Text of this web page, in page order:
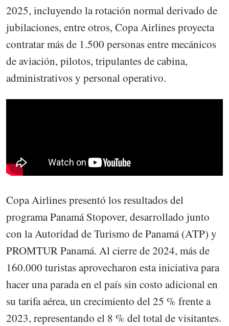
2025, incluyendo la rotación normal derivado de
jubilaciones, entre otros, Copa Airlines proyecta
contratar más de 1.500 personas entre mecánicos
de aviación, pilotos, tripulantes de cabina,
administrativos y personal operativo.
Copa Airlines presentó los resultados del
programa Panamá Stopover, desarrollado junto
con la Autoridad de Turismo de Panamá (ATP) y
PROMTUR Panamá. Al cierre de 2024, más de
160.000 turistas aprovecharon esta iniciativa para
hacer una parada en el país sin costo adicional en
su tarifa aérea, un crecimiento del 25 % frente a
2023, representando el 8 % del total de visitantes.